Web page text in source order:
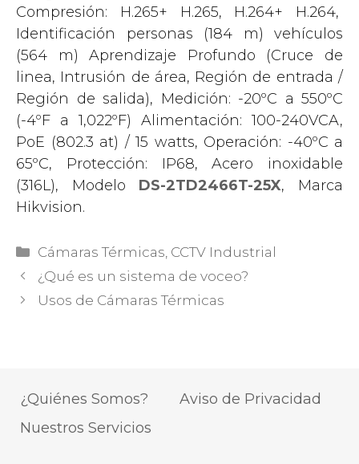
Compresión: H.265+ H.265, H.264+ H.264,
Identificación personas (184 m) vehículos
(564 m) Aprendizaje Profundo (Cruce de
linea, Intrusión de área, Región de entrada /
Región de salida), Medición: -20ºC a 550ºC
(-4ºF a 1,022ºF) Alimentación: 100-240VCA,
PoE (802.3 at) / 15 watts, Operación: -40ºC a
65ºC, Protección: IP68, Acero inoxidable
(316L), Modelo DS-2TD2466T-25X, Marca
Hikvision.
Categorías
Cámaras Térmicas CCTV Industrial
¿Qué es un sistema de voceo?
Usos de Cámaras Térmicas
¿Quiénes Somos?
Nuestros Servicios
Aviso de Privacidad